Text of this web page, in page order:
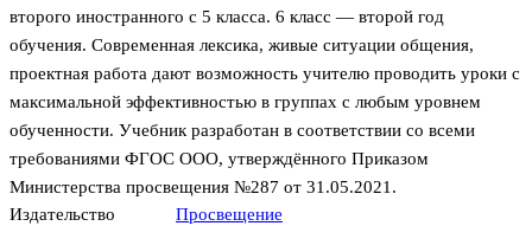
второго иностранного с 5 класса. 6 класс — второй год
обучения. Современная лексика, живые ситуации общения,
проектная работа дают возможность учителю проводить уроки с
максимальной эффективностью в группах с любым уровнем
обученности. Учебник разработан в соответствии со всеми
требованиями ФГОС ООО, утверждённого Приказом
Министерства просвещения №287 от 31.05.2021.
Издательство
Просвещение